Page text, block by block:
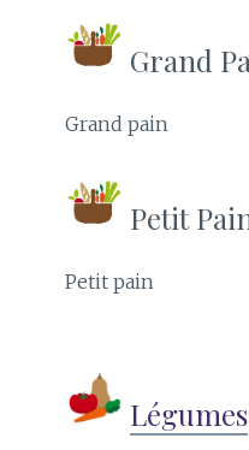
Grand
Grand pain
Petit
Petit pain
Légumes